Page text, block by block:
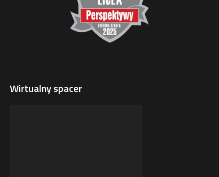
Wirtualny spacer